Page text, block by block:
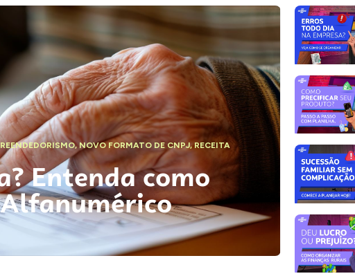
,NOVO FORMATO DE CNPJ,RECEITA
Entenda como